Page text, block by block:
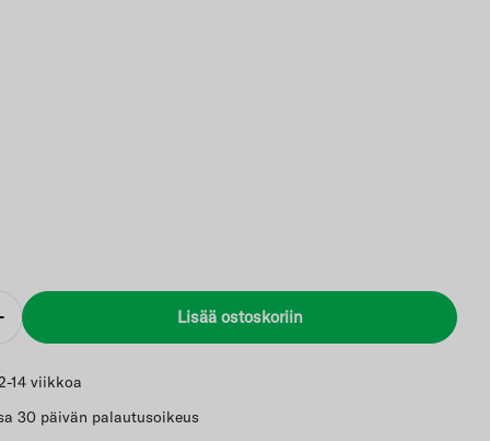
Lisää ostoskoriin
14 viikkoa
30 päivän palautusoikeus